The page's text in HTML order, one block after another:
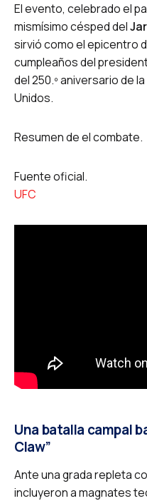
El evento, celebrado el
mismísimo césped del
sirvió como el epicentro
cumpleaños del
del 250.º aniversario de
Unidos.
Resumen de el combate.
Fuente oficial.
UFC
Una batalla campal
Claw”
Ante una grada repleta
incluyeron a magnates